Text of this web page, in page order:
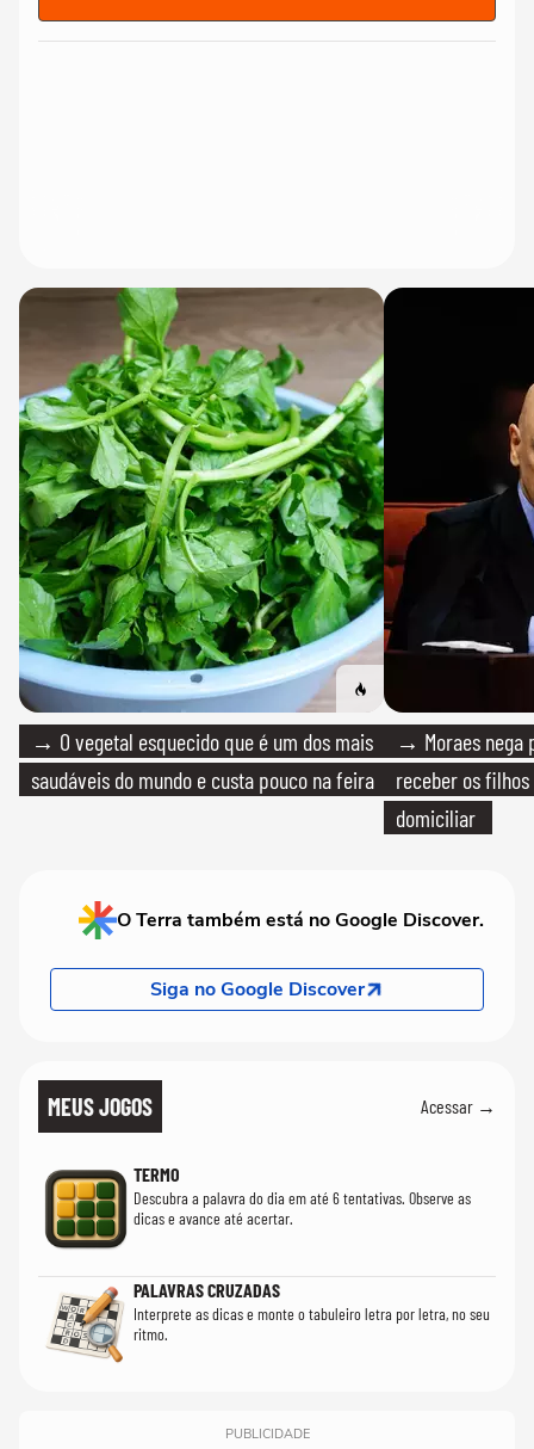
→ O vegetal esquecido que é um dos mais
saudáveis do mundo e custa pouco na feira
→ Moraes nega
receber os filhos
domiciliar
O Terra também está no Google Discover.
Siga no Google Discover
MEUS JOGOS Acessar →
TERMO
Descubra a palavra do dia em até 6 tentativas. Observe as
dicas e avance até acertar.
PALAVRAS CRUZADAS
Interprete as dicas e monte o tabuleiro letra por letra, no seu
ritmo.
PUBLICIDADE